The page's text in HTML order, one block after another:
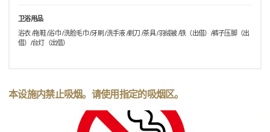
卫浴用品
浴衣 /拖鞋 /浴巾 /洗脸毛巾 /牙刷 /洗手液 /剃刀 /茶具 /羽绒被 /铁（出借）/裤子压脚（出
借）/台灯（出借）
本设施内禁止吸烟。请使用指定的吸烟区。